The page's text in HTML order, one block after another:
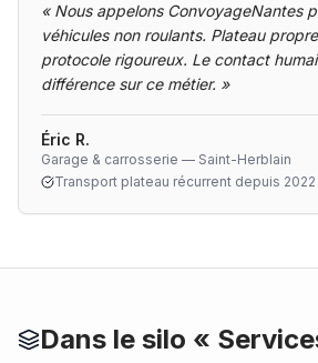
« Nous appelons ConvoyageNantes
véhicules non roulants. Plateau
protocole rigoureux. Le contact
différence sur ce métier. »
Éric R.
Garage & carrosserie — Saint-Herblain
Transport plateau récurrent depuis 2022
Dans le silo «